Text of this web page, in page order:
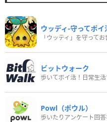
ウッディ‐守ってポイ
「ウッディ」を守って
ビットウォーク
Powl（ポウル）